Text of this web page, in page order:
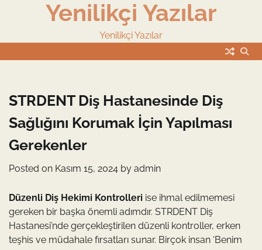
Yenilikçi Yazılar
Yenilikçi Yazılar
STRDENT Diş Hastanesinde Diş
Sağlığını Korumak İçin Yapılması
Gerekenler
Posted on Kasım 15, 2024 by admin
Düzenli Diş Hekimi Kontrolleri ise ihmal edilmemesi
gereken bir başka önemli adımdır. STRDENT Diş
Hastanesi’nde gerçekleştirilen düzenli kontroller, erken
teşhis ve müdahale fırsatları sunar. Birçok insan ‘Benim